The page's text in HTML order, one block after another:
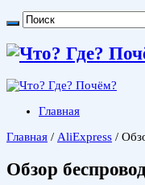
Главная
Главная / AliExpress /
Обзор